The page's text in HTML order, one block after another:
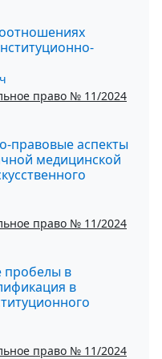
право № 11/2024
правовые аспекты
медицинской
право № 11/2024
пробелы в
в
право № 11/2024